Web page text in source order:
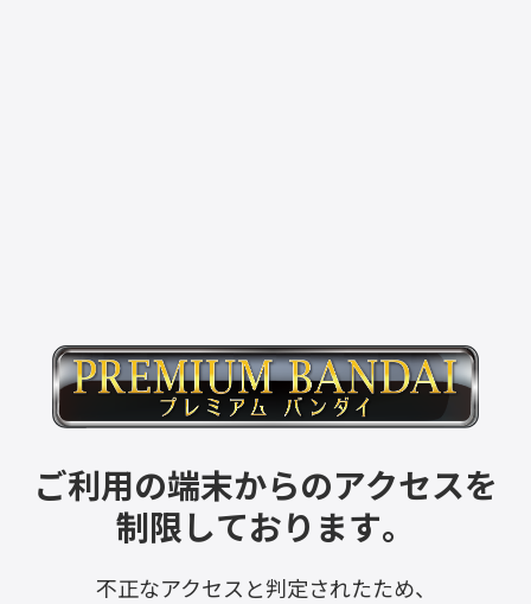
ご利用の端末からのアクセスを
制限しております。
不正なアクセスと判定されたため、